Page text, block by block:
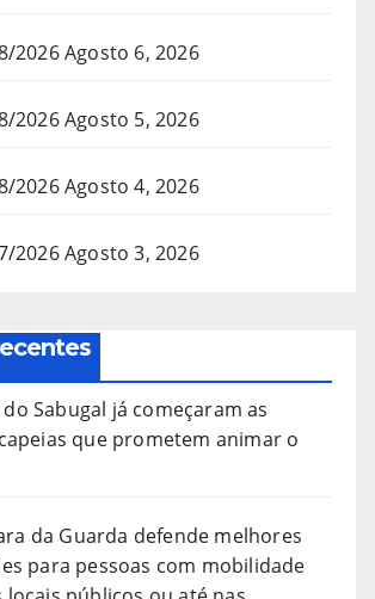
2026Agosto 6, 2026
2026Agosto 5, 2026
2026Agosto 4, 2026
2026Agosto 3, 2026
Sabugal já começaram as
que prometem animar o
da Guarda defende melhores
para pessoas com mobilidade